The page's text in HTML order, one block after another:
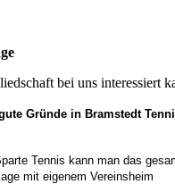
bei uns interessiert
Gründe in Bramstedt
Tennis kann man das
mit eigenem Vereinsheim